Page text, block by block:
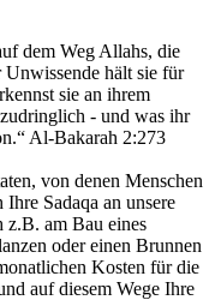
dem Weg Allahs, die
hält sie für
sie an ihrem
- und was ihr
Al-Bakarah 2:273
von denen Menschen
Sadaqa an unsere
z.B. am Bau eines
oder einen Brunnen
Kosten für die
auf diesem Wege Ihre